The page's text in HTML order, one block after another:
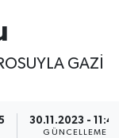
GAZİ
30.11.2023 -
GÜNCELLEME
Fikstür